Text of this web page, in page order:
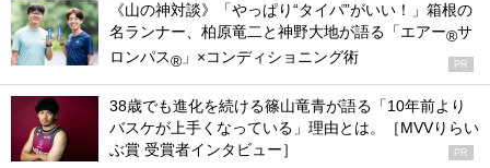
《山の神対談》「やっぱり“タイパ”がいい！」箱根の
名ランナー、柏原竜二と神野大地が語る「エアー®サ
ロンパス® 」×コンディショニング術 PR
38歳でも進化を続ける篠山竜青が語る「10年前より
バスケが上手くなっている」理由とは。［MVVりらい
ぶ賞 受賞者インタビュー］
PR